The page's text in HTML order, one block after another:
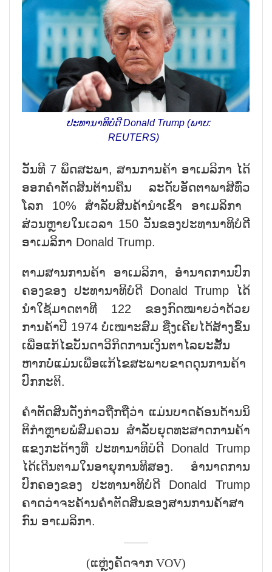
ປະ​ທາ​ນາ​ທິ​ບໍ​ດີ Donald Trump (ພາບ:
REUTERS)
ວັນ​ທີ 7 ພຶດ​ສະ​ພາ, ສານການ​ຄ້າ ອາ​ເມ​ລິ​ກາ ໄດ້​
ອອກ​ຄຳ​ຕັດ​ສິນ​ຕ້ານ​ຄືນ ລະ​ດັບ​ອັດ​ຕາ​ພາ​ສີ​ທົ່ວ​
ໂລກ 10% ສຳ​ລັບ​ສິນ​ຄ້າ​ນຳ​ເຂົ້າ ອາ​ເມ​ລິ​ກາ ​
ສ່ວນຫຼາຍໃນ​ເວ​ລາ 150 ວັນຂອງ​ປະ​ທາ​ນາ​ທິ​ບໍ​ດີ
ອາ​ເມ​ລິ​ກາ Donald Trump.
ຕາມສານການ​ຄ້າ ອາ​ເມ​ລິ​ກາ, ອຳ​ນາດ​ການ​ປົກ​
ຄອງ​ຂອງ ປະ​ທາ​ນາ​ທິ​ບໍ​ດີ Donald Trump ໄດ້
ນຳ​ໃຊ້​ມາດ​ຕາ​ທີ 122 ຂອງ​ກົດ​ໝາຍ​ວ່າ​ດ້ວຍ​
ການ​ຄ້າ​ປີ 1974 ບໍ່​ເໝາະ​ສົມ ຊື່ງ​​ເຄີຍໄດ້​ສ້າງ​ຂຶ້ນ​
ເພື່ອ​ແກ້​ໄຂ​ບັນ​ດາ​ວິ​ກິດ​ການ​ເງິ​ນ​ຕາ​ໄລ​ຍະ​ສັ້ນ ​
ຫາກບໍ່​ແມ່ນ​ເພື່ອ​ແກ້​ໄຂ​ສະ​ພາບ​ຂາດ​ດຸນ​ການ​ຄ້າ​
ປົກ​ກະ​ຕິ.
ຄຳ​​ຕັດ​ສິນດັ່ງ​ກ່າວ​ຖືກ​ຖື​ວ່າ ແມ່ນ​ບາດ​ຄ້ອນ​ດ້ານ​ນິ​
ຕິ​ກຳຫຼາຍ​ພໍ​ສົມ​ຄວນ ສຳ​ລັບ​ຍຸດ​ທະ​ສາດ​ການ​ຄ້າ​
ແຂງ​ກະ​ດ້າງ​ທີ່ ​ປະ​ທາ​ນາ​ທິ​ບໍ​ດີ Donald Trump
ໄດ້ເດີນ​ຕາມ​ໃນ​ອາ​ຍຸ​ການ​ທີ​ສອງ. ອຳ​ນາດ​ການ​
ປົກ​ຄອງ​ຂອງ ​ປະ​ທາ​ນາ​ທິ​ບໍ​ດີ Donald Trump
ຄາດ​ວ່າຈະຄ້ານຄຳ​ຕັດ​ສິນ​ຂອງ​ສານ​ການ​ຄ້າ​ສາ​
ກົນ ອາ​ເມ​ລິ​ກາ.
(ແຫຼ່ງຄັດຈາກ VOV)